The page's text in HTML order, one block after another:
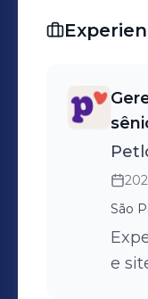
São
e